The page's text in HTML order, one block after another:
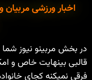
اخبار ورزشی مربیان
در بخش مربینو نیوز شما
قالبی بینهایت خاص و
فرقی نمیکنه کجای